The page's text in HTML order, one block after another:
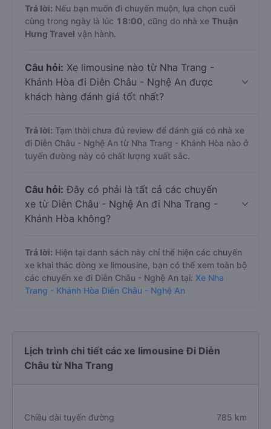
Trả lời: Nếu bạn muốn đi chuyến muộn, lựa chọn cuối
cùng trong ngày là lúc 18:00 , cũng do nhà xe Thuận
Hưng Travel vận hành.
Câu hỏi: Xe limousine nào từ Nha Trang -
Khánh Hòa đi Diễn Châu - Nghệ An được
khách hàng đánh giá tốt nhất?
Trả lời: Tạm thời chưa đủ review để đánh giá có nhà xe
đi Diễn Châu - Nghệ An từ Nha Trang - Khánh Hòa nào ở
tuyến đường này có chất lượng xuất sắc.
Câu hỏi: Đây có phải là tất cả các chuyến
xe từ Diễn Châu - Nghệ An đi Nha Trang -
Khánh Hòa không?
Trả lời: Hiện tại danh sách này chỉ thể hiện các chuyến
xe khai thác dòng xe limousine, bạn có thể xem toàn bộ
các chuyến xe đi Diễn Châu - Nghệ An tại: Xe Nha
Trang - Khánh Hòa Diễn Châu - Nghệ An
Lịch trình chi tiết các xe limousine Đi Diễn
Châu từ Nha Trang
Chiều dài tuyến đường 785 km